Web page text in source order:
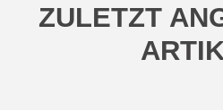
ZULETZT